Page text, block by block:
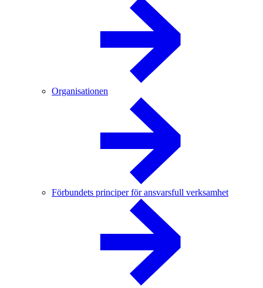
Organisationen
Förbundets principer för ansvarsfull verksamhet